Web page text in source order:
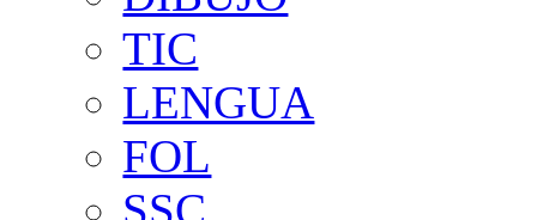
TIC
LENGUA
FOL
SSC